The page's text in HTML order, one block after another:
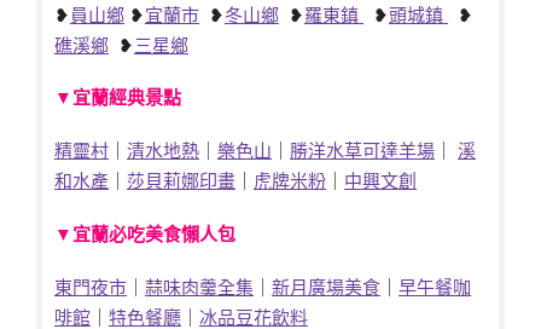
❥ 員山鄉 ❥宜蘭市 ❥冬山鄉 ❥羅東鎮 ❥頭城鎮
❥
礁溪鄉 ❥三星鄉
▼宜蘭經典景點
精靈村 清水地熱 樂色山 勝洋水草可達羊場
溪
和水產
莎貝莉娜印畫 虎牌米粉 中興文創
▼宜蘭必吃美食懶人包
東門夜市 ｜ 蒜味肉羹全集 ｜ 新月廣場美食 ｜ 早午餐咖
啡館 ｜ 特色餐廳 ｜ 冰品豆花飲料